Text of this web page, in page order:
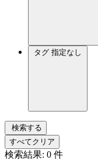
タグ 指定なし
検索する
すべてクリア
検索結果: 0 件